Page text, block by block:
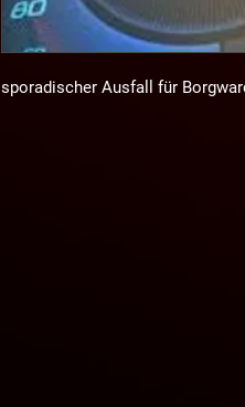
sporadischer Ausfall für